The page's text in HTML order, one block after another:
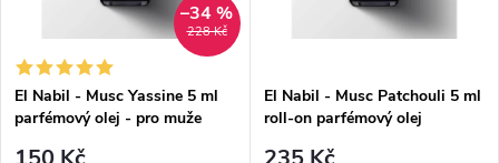
í
p
s
p
228 Kč
–34 %
El Nabil - Musc Yassine 5 ml
parfémový olej - pro muže
El Nabil - Musc Patchouli 5 ml
roll-on parfémový olej